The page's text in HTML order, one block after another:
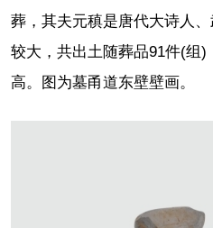
葬，其夫元稹是唐代大诗人
较大，共出土随葬品91件(组
高。图为墓甬道东壁壁画。